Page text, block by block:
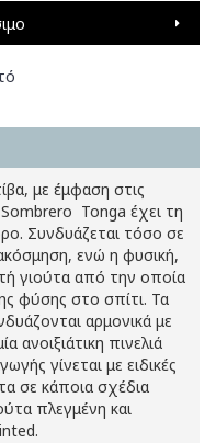
με έμφαση στις
 Tonga έχει τη
Συνδυάζεται τόσο σε
ενώ η φυσική,
γιούτα από την οποία
φύσης στο σπίτι. Τα
αρμονικά με
ανοιξιάτικη πινελιά
γίνεται με ειδικές
σε κάποια σχέδια
πλεγμένη και